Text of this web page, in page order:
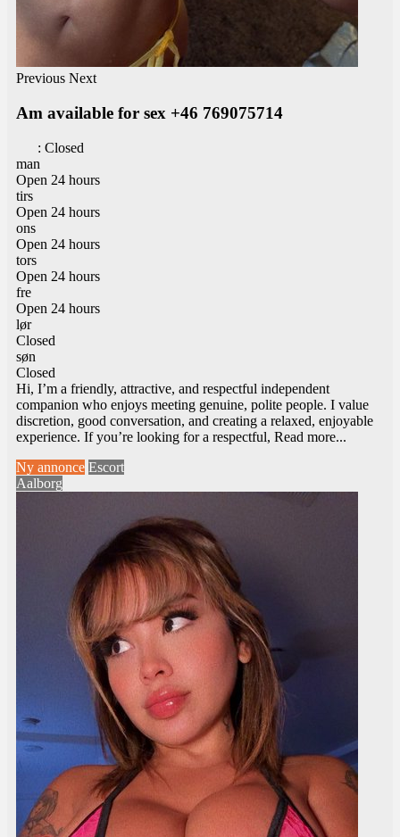
Previous Next
Am available for sex +46 769075714
: Closed
man
Open 24 hours
tirs
Open 24 hours
ons
Open 24 hours
tors
Open 24 hours
fre
Open 24 hours
lør
Closed
søn
Closed
Hi, I’m a friendly, attractive, and respectful independent
companion who enjoys meeting genuine, polite people. I value
discretion, good conversation, and creating a relaxed, enjoyable
experience. If you’re looking for a respectful, Read more...
Ny annonce Escort
Aalborg